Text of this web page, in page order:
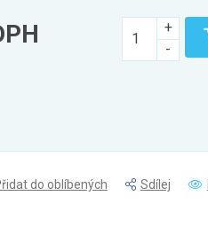
do oblíbených Sdílej